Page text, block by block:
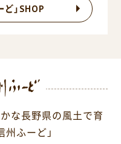
ど」SHOP
な長野県の風土で育
州ふーど」